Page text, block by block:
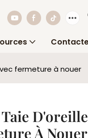
fermeture à nouer
À Nouer